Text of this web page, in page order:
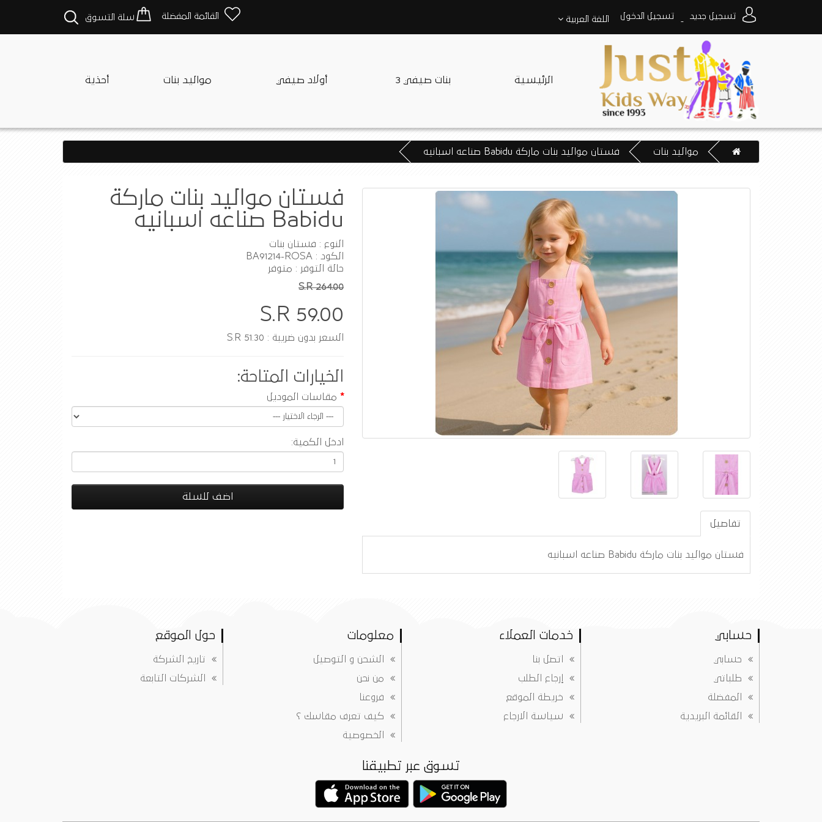
القائمة المفضلة سلة التسوق تسجيل جديد
-
تسجيل الدخول اللغة العربية
الرئيسية بنات صيفي 3 أولاد صيفي مواليد بنات أحذية
مواليد بنات فستان مواليد بنات ماركة Babidu صناعه اسبانيه
تفاصيل
فستان مواليد بنات ماركة Babidu صناعه اسبانيه
فستان مواليد بنات ماركة
Babidu صناعه اسبانيه
النوع : فستان بنات
الكود : BA91214-ROSA
حالة التوفر : متوفر
S.R 264.00
S.R 59.00
السعر بدون ضريبة : S.R 51.30
الخيارات المتاحة:
مقاسات الموديل
ادخل الكمية:
اضف للسلة
حسابي
حسابي
طلباتي
المفضلة
القائمة البريدية
خدمات العملاء
اتصل بنا
إرجاع الطلب
خريطة الموقع
سياسة الارجاع
معلومات
الشحن و التوصيل
من نحن
فروعنا
كيف تعرف مقاسك ؟
الخصوصية
حول الموقع
تاريخ الشركة
الشركات التابعة
تسوق عبر تطبيقنا